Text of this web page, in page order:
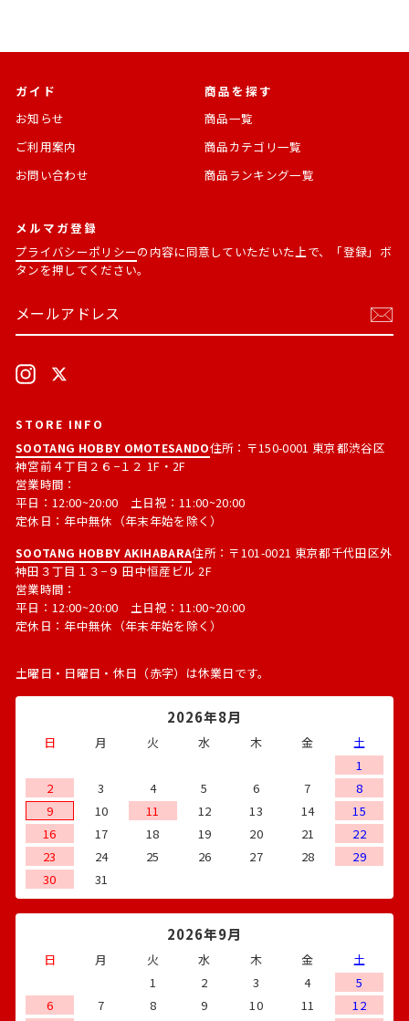
ガイド
お知らせ
ご利用案内
お問い合わせ
商品を探す
商品一覧
商品カテゴリ一覧
商品ランキング一覧
メルマガ登録
プライバシーポリシーの内容に同意していただいた上で、「登録」ボ
タンを押してください。
ー
レ
ス
読
Instagram
STORE INFO
SOOTANG HOBBY OMOTESANDO住所：〒150-0001 東京都渋谷区
神宮前４丁目２６−１２ 1F・2F
営業時間：
平日：12:00~20:00 土日祝：11:00~20:00
定休日：年中無休（年末年始を除く）
SOOTANG HOBBY AKIHABARA住所：〒101-0021 東京都千代田区外
神田３丁目１３−９ 田中恒産ビル 2F
営業時間：
平日：12:00~20:00 土日祝：11:00~20:00
定休日：年中無休（年末年始を除く）
土曜日・日曜日・休日（赤字）は休業日です。
2026年8月
日 月 火 水 木 金
土
1
2
3 4 5 6 7
8
9
10 11 12 13 14
15
16
17 18 19 20 21
22
23
24 25 26 27 28
29
30
31
2026年9月
日 月 火 水 木 金
土
1
2 3 4
5
6
7 8 9 10 11
12